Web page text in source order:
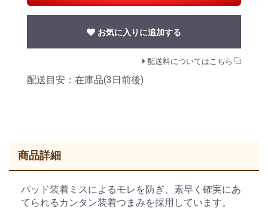
お気に入りに追加する
配送料についてはこちら
配送目安：在庫品(3日前後)
商品詳細
パッド装着ミスによるモレを防ぎ、素早く確実にあ
てられるカンタン装着つまみを採用しています。